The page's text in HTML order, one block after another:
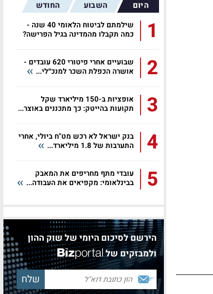
היום השבוע החודש
1
שילמתם לביטוח הלאומי 40 שנה -
כמה תקבלו מהמדינה בגיל הפרישה?
2
שבועיים אחרי פיטורי 620 עובדים -
אושרה הכפלת השכר למנכ״לי...
3
אופציות ב-150 מיליארד שקל
תקועות בהייטק: כך מתכננים באוצר...
4
בנק ישראל לא רכש מט"ח ביולי, אחרי
התערבות של 1.8 מיליארד...
5
עובדי מתף מחריפים את המאבק
בבינלאומי: מקפיאים את העבודה...
הירשם לסיכום היומי של שוק ההון
ולמבזקים של